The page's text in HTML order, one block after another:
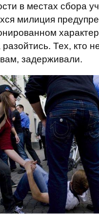
в местах сбора
милиция
Тех, кто
задерживали.